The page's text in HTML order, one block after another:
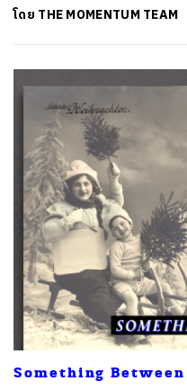
โดย THE MOMENTUM TEAM
Something Between